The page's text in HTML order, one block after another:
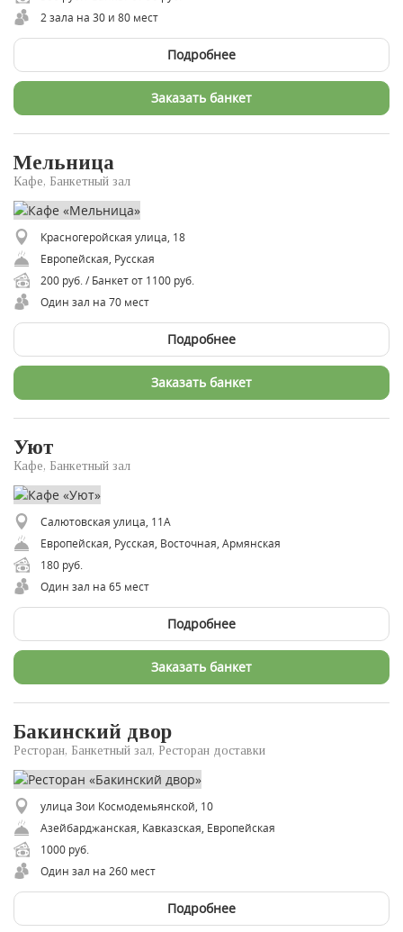
2 зала на 30 и 80 мест
Подробнее
Заказать банкет
Мельница
Кафе, Банкетный зал
Красногеройская улица, 18
Европейская, Русская
200 руб. / Банкет от 1100 руб.
Один зал на 70 мест
Подробнее
Заказать банкет
Уют
Кафе, Банкетный зал
Салютовская улица, 11А
Европейская, Русская, Восточная, Армянская
180 руб.
Один зал на 65 мест
Подробнее
Заказать банкет
Бакинский двор
Ресторан, Банкетный зал, Ресторан доставки
улица Зои Космодемьянской, 10
Азейбарджанская, Кавказская, Европейская
1000 руб.
Один зал на 260 мест
Подробнее